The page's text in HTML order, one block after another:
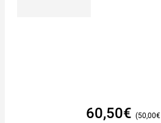
60,50€ 50,00€